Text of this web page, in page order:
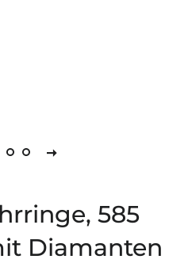
585
Diamanten